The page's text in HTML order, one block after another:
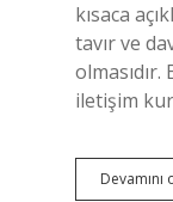
kısaca
tavır ve
iletişim
Devamını